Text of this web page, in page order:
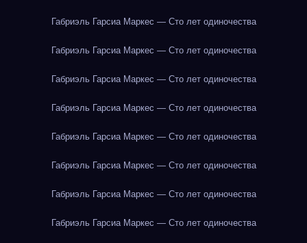
Габриэль Гарсиа Маркес — Сто лет одиночества
Габриэль Гарсиа Маркес — Сто лет одиночества
Габриэль Гарсиа Маркес — Сто лет одиночества
Габриэль Гарсиа Маркес — Сто лет одиночества
Габриэль Гарсиа Маркес — Сто лет одиночества
Габриэль Гарсиа Маркес — Сто лет одиночества
Габриэль Гарсиа Маркес — Сто лет одиночества
Габриэль Гарсиа Маркес — Сто лет одиночества